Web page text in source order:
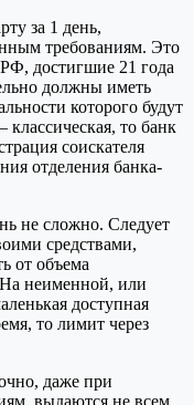
за 1 день,
требованиям. Это
достигшие 21 года
должны иметь
которого будут
то банк
соискателя
отделения банка-
не сложно. Следует
средствами,
от объема
неименной, или
доступная
то лимит через
даже при
выдаются не всем